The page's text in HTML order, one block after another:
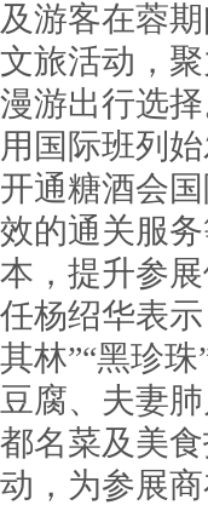
及游客在蓉
文旅活动，
漫游出行选
用国际班列
开通糖酒会
效的通关服
本，提升参
任杨绍华表
其林”“黑珍
豆腐、夫妻
都名菜及美
动，为参展